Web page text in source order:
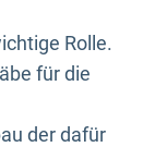
Rolle.
für die
der dafür